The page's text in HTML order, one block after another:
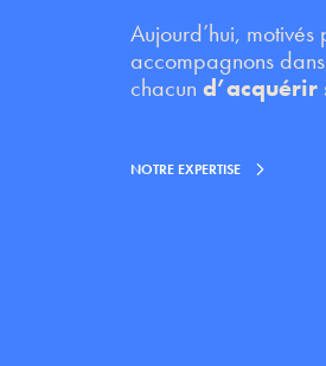
Aujourd’hui,
accompagnons
chacund’acquérir
NOTRE EXPERTISE